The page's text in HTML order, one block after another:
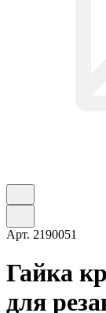
Арт. 2190051
Гайка
для